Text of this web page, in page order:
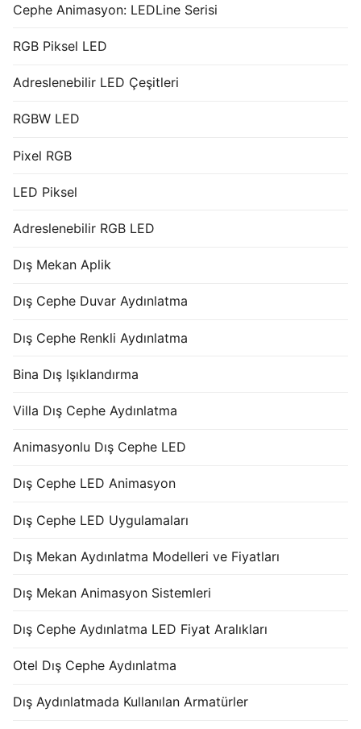
Cephe Animasyon: LEDLine Serisi
RGB Piksel LED
Adreslenebilir LED Çeşitleri
RGBW LED
Pixel RGB
LED Piksel
Adreslenebilir RGB LED
Dış Mekan Aplik
Dış Cephe Duvar Aydınlatma
Dış Cephe Renkli Aydınlatma
Bina Dış Işıklandırma
Villa Dış Cephe Aydınlatma
Animasyonlu Dış Cephe LED
Dış Cephe LED Animasyon
Dış Cephe LED Uygulamaları
Dış Mekan Aydınlatma Modelleri ve Fiyatları
Dış Mekan Animasyon Sistemleri
Dış Cephe Aydınlatma LED Fiyat Aralıkları
Otel Dış Cephe Aydınlatma
Dış Aydınlatmada Kullanılan Armatürler